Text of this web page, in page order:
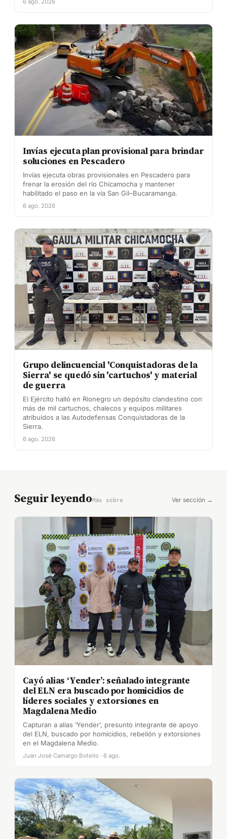
Invías ejecuta plan provisional para brindar
soluciones en Pescadero
Invías ejecuta obras provisionales en Pescadero para
frenar la erosión del río Chicamocha y mantener
habilitado el paso en la vía San Gil–Bucaramanga.
6 ago. 2026
Grupo delincuencial 'Conquistadoras de la
Sierra' se quedó sin 'cartuchos' y material
de guerra
El Ejército halló en Rionegro un depósito clandestino con
más de mil cartuchos, chalecos y equipos militares
atribuidos a las Autodefensas Conquistadoras de la
Sierra.
6 ago. 2026
Seguir leyendoMás sobre Ver sección →
Cayó alias ‘Yender’: señalado integrante
del ELN era buscado por homicidios de
líderes sociales y extorsiones en
Magdalena Medio
Capturan a alias ‘Yender’, presunto integrante de apoyo
del ELN, buscado por homicidios, rebelión y extorsiones
en el Magdalena Medio.
Juan José Camargo Botello · 6 ago.